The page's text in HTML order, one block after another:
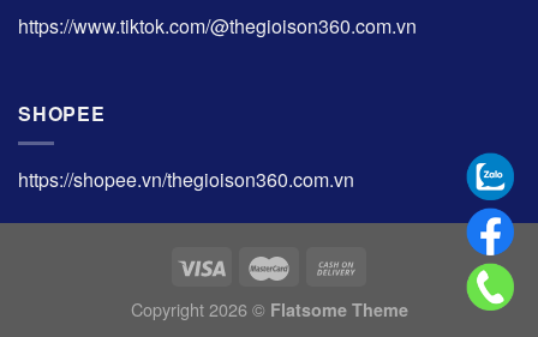
https://www.tiktok.com/@thegioison360.com.vn
SHOPEE
https://shopee.vn/thegioison360.com.vn
Copyright 2026 © Flatsome Theme